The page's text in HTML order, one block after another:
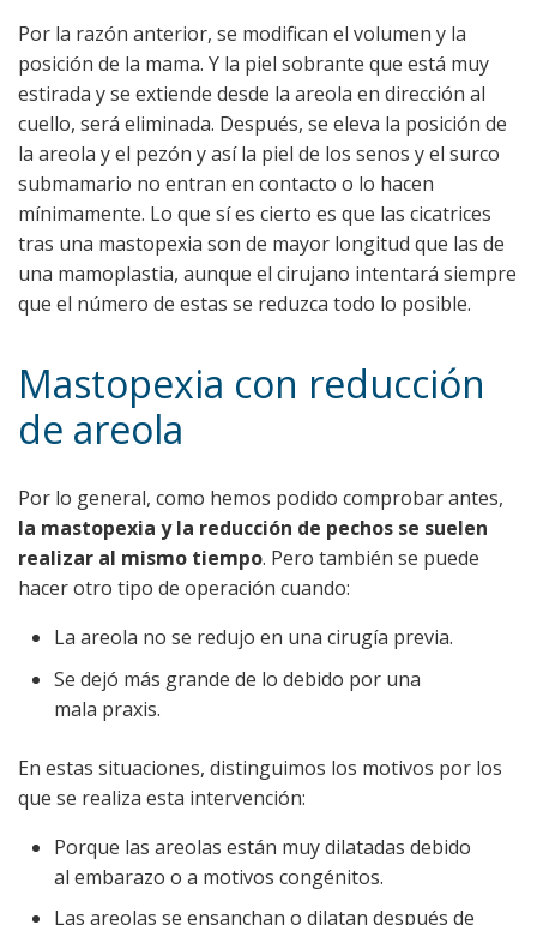
Por la razón anterior, se modifican el volumen y la
posición de la mama. Y la piel sobrante que está muy
estirada y se extiende desde la areola en dirección al
cuello, será eliminada. Después, se eleva la posición de
la areola y el pezón y así la piel de los senos y el surco
submamario no entran en contacto o lo hacen
mínimamente. Lo que sí es cierto es que las cicatrices
tras una mastopexia son de mayor longitud que las de
una mamoplastia, aunque el cirujano intentará siempre
que el número de estas se reduzca todo lo posible.
Mastopexia con reducción
de areola
Por lo general, como hemos podido comprobar antes,
la mastopexia y la reducción de pechos se suelen
realizar al mismo tiempo. Pero también se puede
hacer otro tipo de operación cuando:
La areola no se redujo en una cirugía previa.
Se dejó más grande de lo debido por una
mala praxis.
En estas situaciones, distinguimos los motivos por los
que se realiza esta intervención:
Porque las areolas están muy dilatadas debido
al embarazo o a motivos congénitos.
Las areolas se ensanchan o dilatan después de